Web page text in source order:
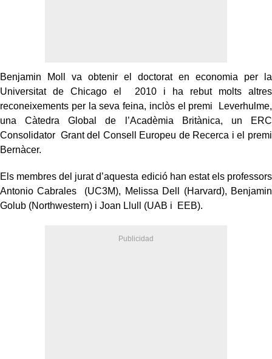
Benjamin Moll va obtenir el doctorat en economia per la
Universitat de Chicago el 2010 i ha rebut molts altres
reconeixements per la seva feina, inclòs el premi Leverhulme,
una Càtedra Global de l’Acadèmia Britànica, un ERC
Consolidator Grant del Consell Europeu de Recerca i el premi
Bernàcer.
Els membres del jurat d’aquesta edició han estat els professors
Antonio Cabrales (UC3M), Melissa Dell (Harvard), Benjamin
Golub (Northwestern) i Joan Llull (UAB i EEB).